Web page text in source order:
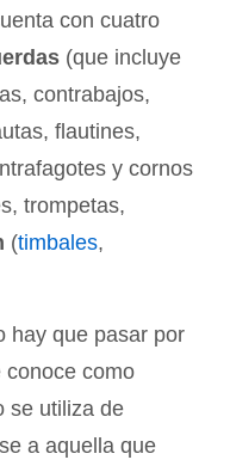
con cuatro
(que incluye
contrabajos,
flautines,
y cornos
trompetas,
(timbales,
hay que pasar por
conoce como
se utiliza de
a aquella que